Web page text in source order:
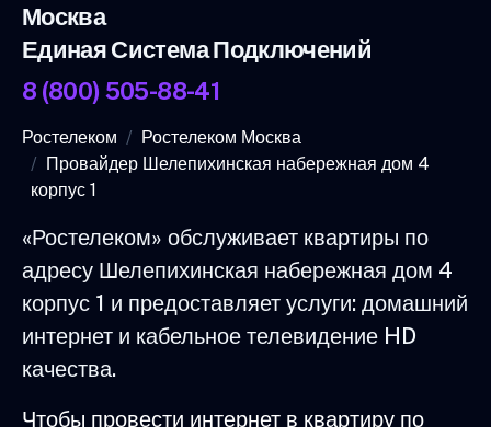
Москва
Единая Система Подключений
8 (800) 505-88-41
Ростелеком
Ростелеком Москва
Провайдер Шелепихинская набережная дом 4
корпус 1
«Ростелеком» обслуживает квартиры по
адресу Шелепихинская набережная дом 4
корпус 1 и предоставляет услуги: домашний
интернет и кабельное телевидение HD
качества.
Чтобы провести интернет в квартиру по